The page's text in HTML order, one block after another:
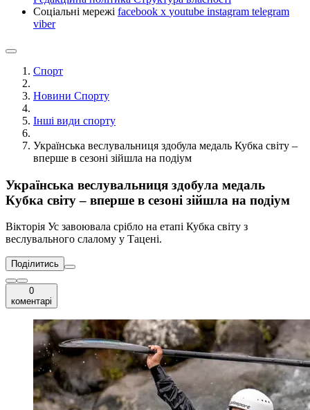
Соціальні мережі facebook x youtube instagram telegram
viber
Спорт
Новини Спорту
Інші види спорту
Українська веслувальниця здобула медаль Кубка світу –
вперше в сезоні зійшла на подіум
Українська веслувальниця здобула медаль
Кубка світу – вперше в сезоні зійшла на подіум
Вікторія Ус завоювала срібло на етапі Кубка світу з
веслувального слалому у Тацені.
Поділитись
0
коментарі